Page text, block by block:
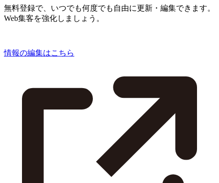
無料登録で、いつでも何度でも自由に更新・編集できます。
Web集客を強化しましょう。
情報の編集はこちら